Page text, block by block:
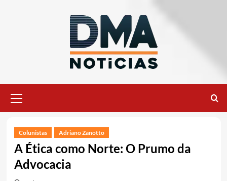
principal
Colunistas Adriano Zanotto
A Ética como Norte: O Prumo da
Advocacia